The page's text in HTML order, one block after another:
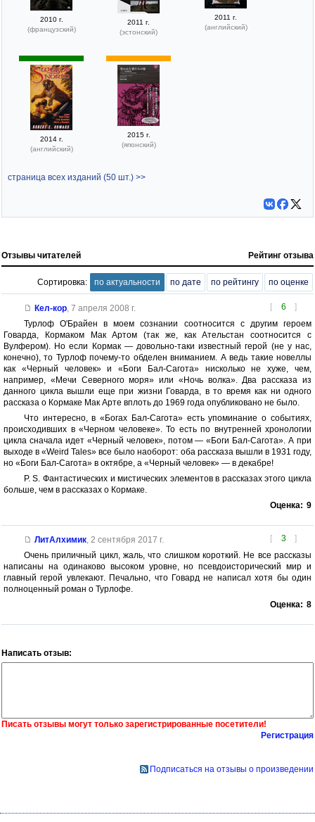
2010 г.
(французский)
2011 г.
(эстонский)
2011 г.
(английский)
2014 г.
(английский)
2015 г.
(японский)
страница всех изданий (50 шт.) >>
Отзывы читателей Рейтинг отзыва
Сортировка: по актуальности по дате по рейтингу по оценке
[ 6 ]
Кел-кор, 7 апреля 2008 г.
Турлоф О'Брайен в моем сознании соотносится с другим героем
Говарда, Кормаком Мак Артом (так же, как Ательстан соотносится с
Вулфером). Но если Кормак — довольно-таки известный герой (не у нас,
конечно), то Турлоф почему-то обделен вниманием. А ведь такие новеллы
как «Черный человек» и «Боги Бал-Сагота» нисколько не хуже, чем,
например, «Мечи Северного моря» или «Ночь волка». Два рассказа из
данного цикла вышли еще при жизни Говарда, в то время как ни одного
рассказа о Кормаке Мак Арте вплоть до 1969 года опубликовано не было.
Что интересно, в «Богах Бал-Сагота» есть упоминание о событиях,
происходивших в «Черном человеке». То есть по внутренней хронологии
цикла сначала идет «Черный человек», потом — «Боги Бал-Сагота». А при
выходе в «Weird Tales» все было наоборот: оба рассказа вышли в 1931 году,
но «Боги Бал-Сагота» в октябре, а «Черный человек» — в декабре!
P. S. Фантастических и мистических элементов в рассказах этого цикла
больше, чем в рассказах о Кормаке.
Оценка: 9
[ 3 ]
ЛитАлхимик, 2 сентября 2017 г.
Очень приличный цикл, жаль, что слишком короткий. Не все рассказы
написаны на одинаково высоком уровне, но псевдоисторический мир и
главный герой увлекают. Печально, что Говард не написал хотя бы один
полноценный роман о Турлофе.
Оценка: 8
Написать отзыв:
Писать отзывы могут только зарегистрированные посетители!
Регистрация
Подписаться на отзывы о произведении